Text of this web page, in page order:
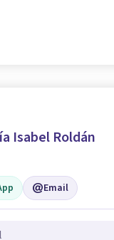
Isabel Roldán
Email